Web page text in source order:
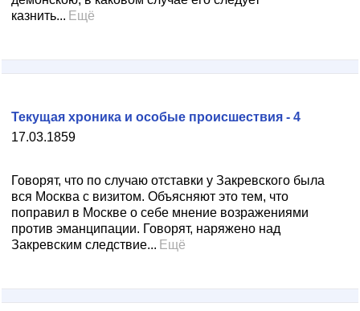
казнить... Ещё
17.03.1859
Текущая хроника и особые происшествия - 4
Говорят, что по случаю отставки у Закревского была
вся Москва с визитом. Объясняют это тем, что
поправил в Москве о себе мнение возражениями
против эманципации. Говорят, наряжено над
Закревским следствие... Ещё